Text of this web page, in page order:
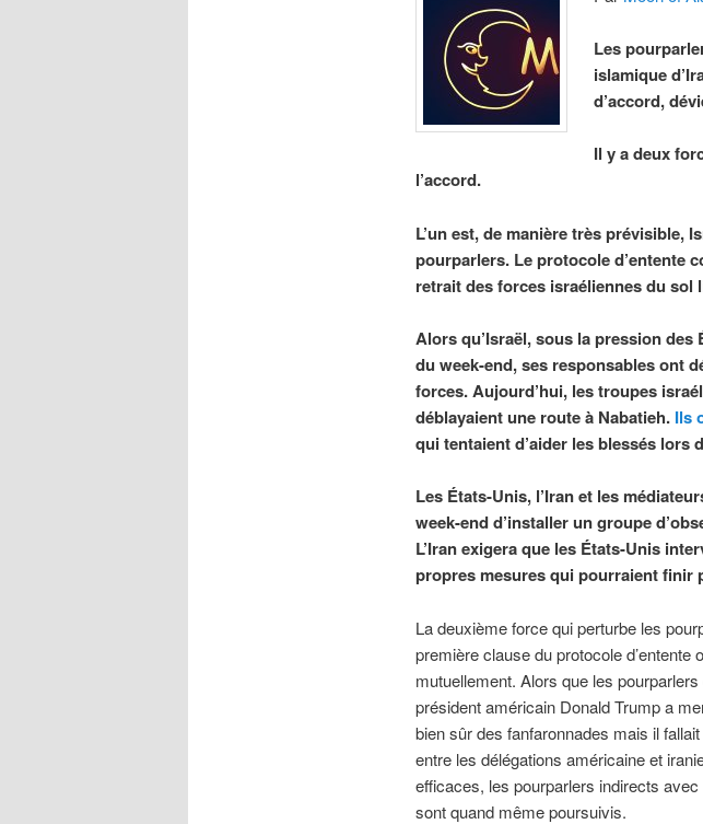
Les
islamique
d’accord,
Il y a deux
l’accord.
L’un est, de manière très prévisible,
pourparlers. Le protocole d’entente
retrait des forces israéliennes du sol
Alors qu’Israël, sous la pression
du week-end, ses responsables ont
forces. Aujourd’hui, les troupes
déblayaient une route à Nabatieh. Ils
qui tentaient d’aider les blessés lors
Les États-Unis, l’Iran et les
week-end d’installer un groupe
L’Iran exigera que les États-Unis
propres mesures qui pourraient finir
La deuxième force qui perturbe les
première clause du protocole d’entente
mutuellement. Alors que les
président américain Donald Trump a
bien sûr des fanfaronnades mais il
entre les délégations américaine et
efficaces, les pourparlers indirects
sont quand même poursuivis.